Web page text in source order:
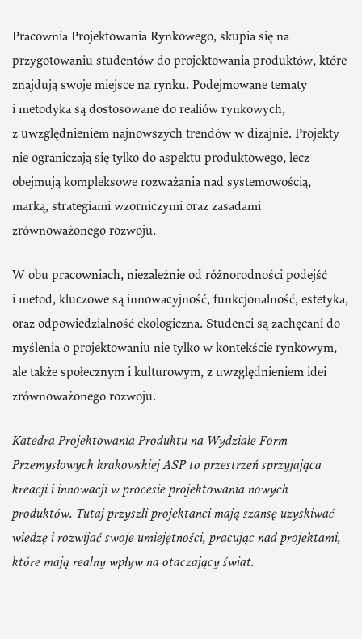
Pracownia Projektowania Rynkowego, skupia się na
przygotowaniu studentów do projektowania produktów, które
znajdują swoje miejsce na rynku. Podejmowane tematy
i metodyka są dostosowane do realiów rynkowych,
z uwzględnieniem najnowszych trendów w dizajnie. Projekty
nie ograniczają się tylko do aspektu produktowego, lecz
obejmują kompleksowe rozważania nad systemowością,
marką, strategiami wzorniczymi oraz zasadami
zrównoważonego rozwoju.
W obu pracowniach, niezależnie od różnorodności podejść
i metod, kluczowe są innowacyjność, funkcjonalność, estetyka,
oraz odpowiedzialność ekologiczna. Studenci są zachęcani do
myślenia o projektowaniu nie tylko w kontekście rynkowym,
ale także społecznym i kulturowym, z uwzględnieniem idei
zrównoważonego rozwoju.
Katedra Projektowania Produktu na Wydziale Form
Przemysłowych krakowskiej ASP to przestrzeń sprzyjająca
kreacji i innowacji w procesie projektowania nowych
produktów. Tutaj przyszli projektanci mają szansę uzyskiwać
wiedzę i rozwijać swoje umiejętności, pracując nad projektami,
które mają realny wpływ na otaczający świat.